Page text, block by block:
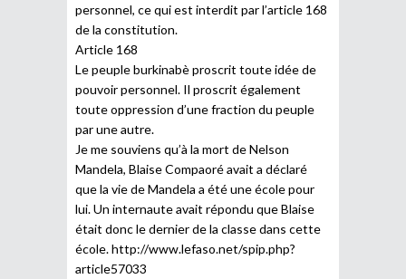
personnel, ce qui est interdit par l’article 168
de la constitution.
Article 168
Le peuple burkinabè proscrit toute idée de
pouvoir personnel. Il proscrit également
toute oppression d’une fraction du peuple
par une autre.
Je me souviens qu’à la mort de Nelson
Mandela, Blaise Compaoré avait a déclaré
que la vie de Mandela a été une école pour
lui. Un internaute avait répondu que Blaise
était donc le dernier de la classe dans cette
école.http://www.lefaso.net/spip.php?
article57033